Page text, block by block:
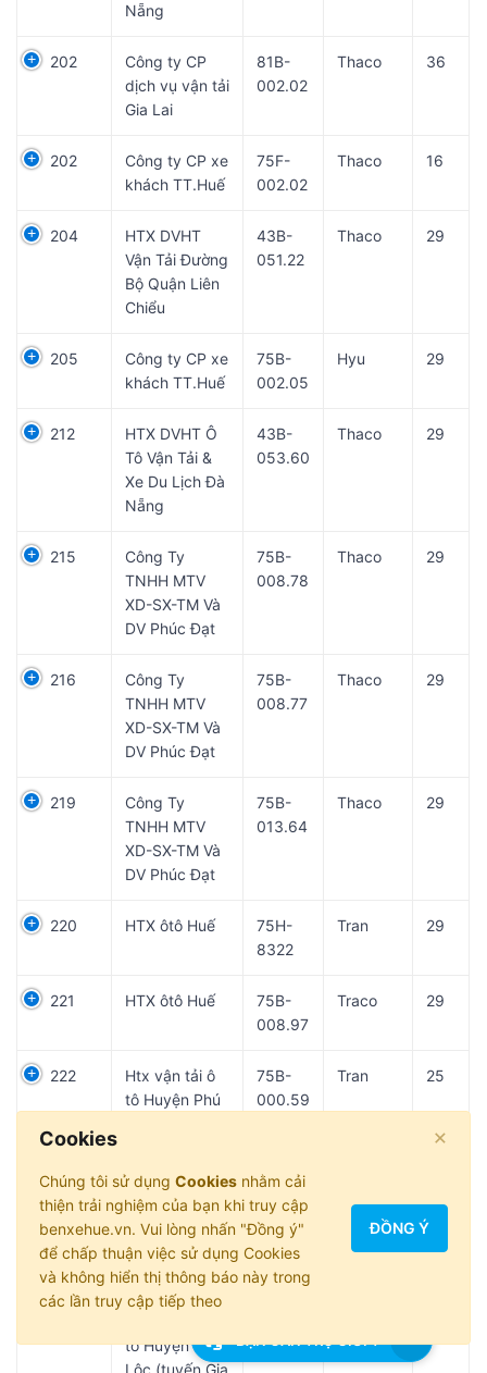
Nẵng
202
Công ty CP
dịch vụ vận tải
Gia Lai
81B-
002.02
Thaco 36
202
Công ty CP xe
khách TT.Huế
75F-
002.02
Thaco 16
204
HTX DVHT
Vận Tải Đường
Bộ Quận Liên
Chiểu
43B-
051.22
Thaco 29
205
Công ty CP xe
khách TT.Huế
75B-
002.05
Hyu 29
212
HTX DVHT Ô
Tô Vận Tải &
Xe Du Lịch Đà
Nẵng
43B-
053.60
Thaco 29
215
Công Ty
TNHH MTV
XD-SX-TM Và
DV Phúc Đạt
75B-
008.78
Thaco 29
216
Công Ty
TNHH MTV
XD-SX-TM Và
DV Phúc Đạt
75B-
008.77
Thaco 29
219
Công Ty
TNHH MTV
XD-SX-TM Và
DV Phúc Đạt
75B-
013.64
Thaco 29
220 HTX ôtô Huế
75H-
8322
Tran 29
221 HTX ôtô Huế
75B-
008.97
Traco 29
222
Htx vận tải ô
tô Huyện Phú
75B-
000.59
Tran 25
223
Htx vận tải ô
tô Huyện Phú
Lộc (tuyến Gia
Lai - Kon Tum)
75B-
003.32
tô Huyện Phú
Lộc (tuyến Gia
6704
Cookies
Chúng tôi sử dụng Cookies nhằm cải
thiện trải nghiệm của bạn khi truy cập
benxehue.vn. Vui lòng nhấn "Đồng ý"
để chấp thuận việc sử dụng Cookies
và không hiển thị thông báo này trong
các lần truy cập tiếp theo
ĐỒNG Ý
×